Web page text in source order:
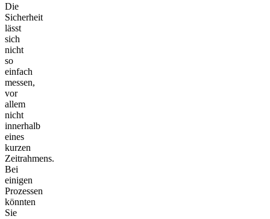
Die
Sicherheit
lässt
sich
nicht
so
einfach
messen,
vor
allem
nicht
innerhalb
eines
kurzen
Zeitrahmens.
Bei
einigen
Prozessen
könnten
Sie